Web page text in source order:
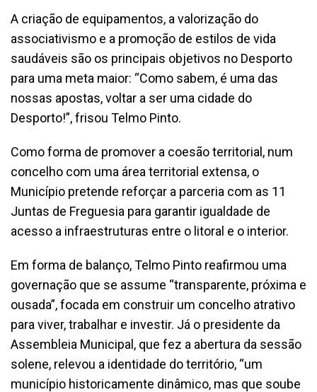
A criação de equipamentos, a valorização do
associativismo e a promoção de estilos de vida
saudáveis são os principais objetivos no Desporto
para uma meta maior: “Como sabem, é uma das
nossas apostas, voltar a ser uma cidade do
Desporto!”, frisou Telmo Pinto.
Como forma de promover a coesão territorial, num
concelho com uma área territorial extensa, o
Município pretende reforçar a parceria com as 11
Juntas de Freguesia para garantir igualdade de
acesso a infraestruturas entre o litoral e o interior.
Em forma de balanço, Telmo Pinto reafirmou uma
governação que se assume “transparente, próxima e
ousada”, focada em construir um concelho atrativo
para viver, trabalhar e investir. Já o presidente da
Assembleia Municipal, que fez a abertura da sessão
solene, relevou a identidade do território, “um
município historicamente dinâmico, mas que soube